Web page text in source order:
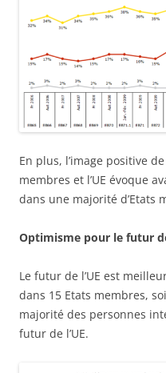
En plus, l’image positive
membres et l’UE évoque
dans une majorité d’Etats
Optimisme pour le futur
Le futur de l’UE est
dans 15 Etats membres,
majorité des personnes
futur de l’UE.